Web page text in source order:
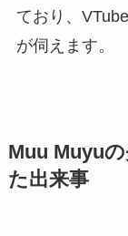
ており、
が伺えます。
Muu Muyu
た出来事